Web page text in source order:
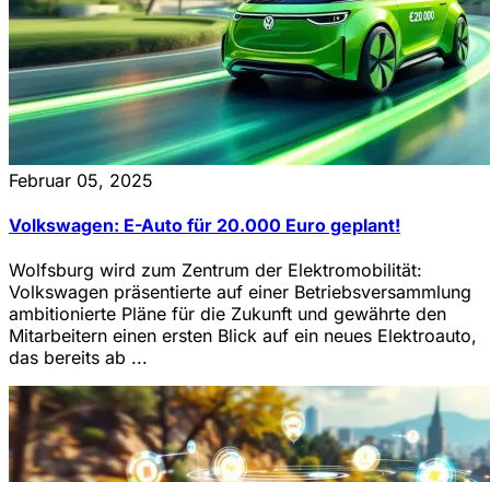
Februar 05, 2025
Volkswagen: E-Auto für 20.000 Euro geplant!
Wolfsburg wird zum Zentrum der Elektromobilität:
Volkswagen präsentierte auf einer Betriebsversammlung
ambitionierte Pläne für die Zukunft und gewährte den
Mitarbeitern einen ersten Blick auf ein neues Elektroauto,
das bereits ab ...